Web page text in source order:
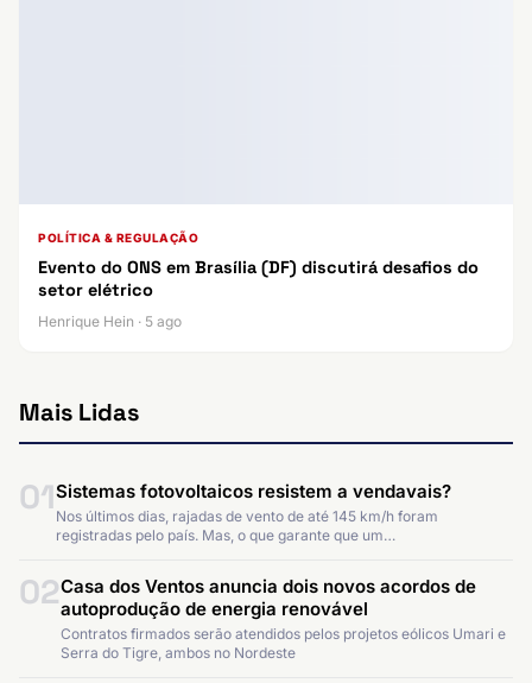
POLÍTICA & REGULAÇÃO
Evento do ONS em Brasília (DF) discutirá desafios do
setor elétrico
Henrique Hein · 5 ago
Mais Lidas
01Sistemas fotovoltaicos resistem a vendavais?
Nos últimos dias, rajadas de vento de até 145 km/h foram
registradas pelo país. Mas, o que garante que um…
02Casa dos Ventos anuncia dois novos acordos de
autoprodução de energia renovável
Contratos firmados serão atendidos pelos projetos eólicos Umari e
Serra do Tigre, ambos no Nordeste